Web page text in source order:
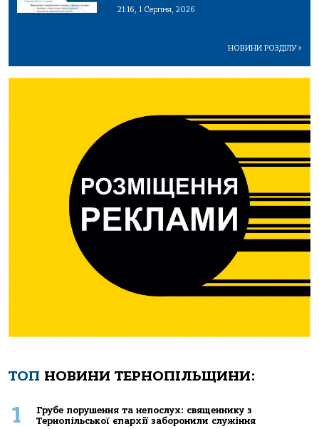
21:16, 1 Серпня, 2026
НОВИНИ РОЗДІЛУ>
ТОП НОВИНИ ТЕРНОПІЛЬЩИНИ:
1
Грубе порушення та непослух: священнику з
Тернопільської єпархії заборонили служіння